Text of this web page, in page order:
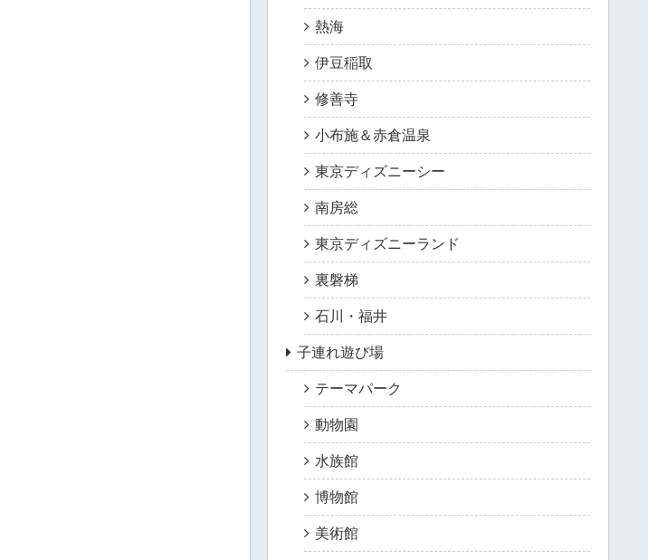
熱海
伊豆稲取
修善寺
小布施＆赤倉温泉
東京ディズニーシー
南房総
東京ディズニーランド
裏磐梯
石川・福井
子連れ遊び場
テーマパーク
動物園
水族館
博物館
美術館